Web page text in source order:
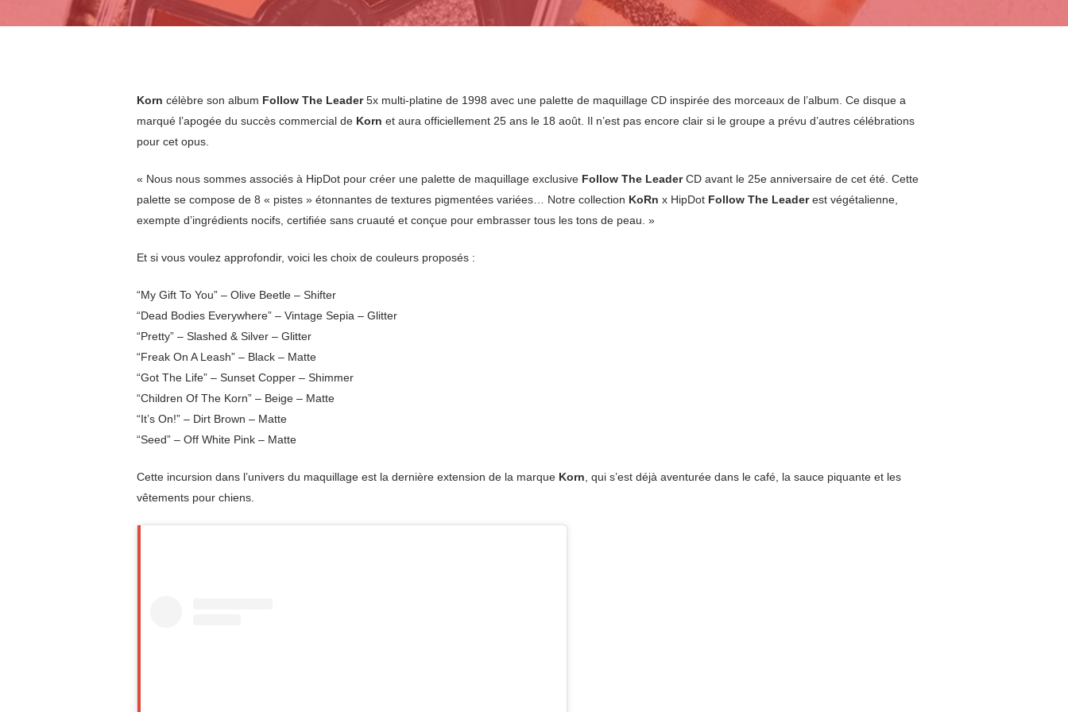
Korn célèbre son album Follow The Leader5x multi-platine de 1998 avec une palette de maquillage CD inspirée des morceaux de l’album. Ce disque a
marqué l’apogée du succès commercial de Korn et aura officiellement 25 ans le 18 août. Il n’est pas encore clair si le groupe a prévu d’autres célébrations
pour cet opus.
« Nous nous sommes associés à HipDot pour créer une palette de maquillage exclusive Follow The LeaderCD avant le 25e anniversaire de cet été. Cette
palette se compose de 8 « pistes » étonnantes de textures pigmentées variées… Notre collection KoRn x HipDot Follow The Leaderest végétalienne,
exempte d’ingrédients nocifs, certifiée sans cruauté et conçue pour embrasser tous les tons de peau. »
Et si vous voulez approfondir, voici les choix de couleurs proposés :
“My Gift To You” – Olive Beetle – Shifter
“Dead Bodies Everywhere” – Vintage Sepia – Glitter
“Pretty” – Slashed & Silver – Glitter
“Freak On A Leash” – Black – Matte
“Got The Life” – Sunset Copper – Shimmer
“Children Of The Korn” – Beige – Matte
“It’s On!” – Dirt Brown – Matte
“Seed” – Off White Pink – Matte
Cette incursion dans l’univers du maquillage est la dernière extension de la marque Korn , qui s’est déjà aventurée dans le café, la sauce piquante et les
vêtements pour chiens.